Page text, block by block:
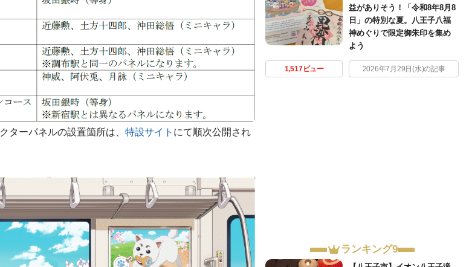
ターパネルの設置箇所は、 特設サイト にて順次公開され
益がありそう！「令和8年8月8
日」の特別な夏。八王子八福
神めぐりで限定御朱印を集め
よう
1,517ビュー 2026年7月29日(水)の記事
ランキング9